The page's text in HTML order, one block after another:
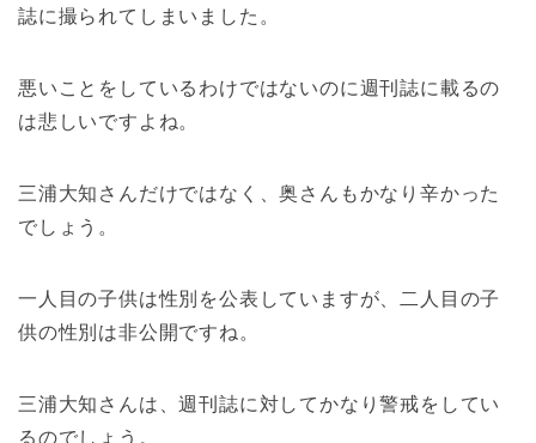
誌に撮られてしまいました。
悪いことをしているわけではないのに週刊誌に載るの
は悲しいですよね。
三浦大知さんだけではなく、奥さんもかなり辛かった
でしょう。
一人目の子供は性別を公表していますが、二人目の子
供の性別は非公開ですね。
三浦大知さんは、週刊誌に対してかなり警戒をしてい
るのでしょう。